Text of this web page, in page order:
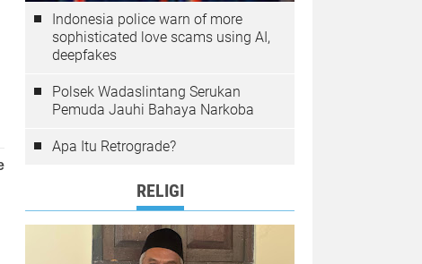
Indonesia police warn of more
sophisticated love scams using AI,
deepfakes
Polsek Wadaslintang Serukan
Pemuda Jauhi Bahaya Narkoba
Apa Itu Retrograde?
RELIGI